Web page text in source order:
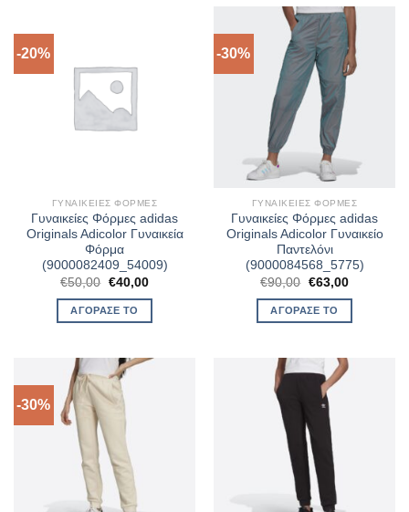
-20%
ΓΥΝΑΙΚΕΊΕΣ ΦΌΡΜΕΣ
Γυναικείες Φόρμες adidas
Originals Adicolor Γυναικεία
Φόρμα
(9000082409_54009)
€50,00 Original
price
was:
€50,00.
€40,00Η
τιμή
ΑΓΌΡΑΣΈ ΤΟ
-30%
ΓΥΝΑΙΚΕΊΕΣ ΦΌΡΜΕΣ
Γυναικείες Φόρμες adidas
Originals Adicolor Γυναικείο
Παντελόνι
(9000084568_5775)
€90,00 Original
price
was:
€90,00.
€63,00Η
τιμή
ΑΓΌΡΑΣΈ ΤΟ
-30%